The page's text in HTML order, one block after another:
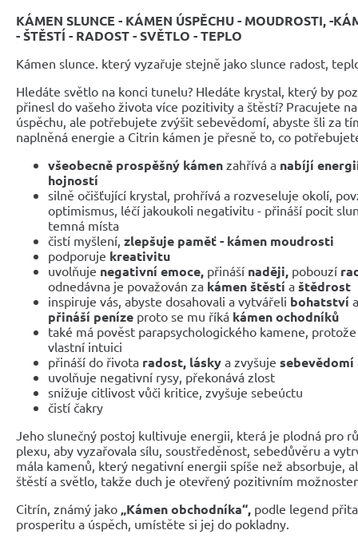
KÁMEN SLUNCE - KÁMEN ÚSPĚCHU - MOUDROSTI, -
- ŠTĚSTÍ - RADOST - SVĚTLO - TEPLO
Kámen slunce. který vyzařuje stejně jako slunce radost,
Hledáte světlo na konci tunelu? Hledáte krystal, který by
přinesl do vašeho života více pozitivity a štěstí? Pracujete
úspěchu, ale potřebujete zvýšit sebevědomí, abyste šli za
naplněná energie a Citrin kámen je přesně to, co
všeobecně prospěšný kámen zahřívá a nabíjí
hojností
silně očišťující krystal, prohřívá a rozveseluje okolí,
optimismus, léčí jakoukoli negativitu - přináší pocit
temná místa
čistí myšlení, zlepšuje paměť - kámen moudrosti
podporuje kreativitu
uvolňuje negativní emoce, přináší naději, pobouzí
odnedávna je považován za kámenštěstí a štědrost
inspiruje vás, abyste dosahovali a vytvářeli bohatství
přináší peníze proto se mu říká kámen ochodníků
také má pověst parapsychologického kamene,
vlastní intuici
přináší do řivota radost, lásky a zvyšuje sebevědomí
uvolňuje negativní rysy, překonává zlost
snižuje citlivost vůči kritice, zvyšuje sebeúctu
čistí čakry
Jeho slunečný postoj kultivuje energii, která je plodná pro
plexu, aby vyzařovala sílu, soustředěnost, sebedůvěru a
mála kamenů, který negativní energii spíše než absorbuje,
štěstí a světlo, takže duch je otevřený pozitivním
Citrín, známý jako „Kámen obchodníka“, podle legend
prosperitu a úspěch, umístěte si jej do pokladny.